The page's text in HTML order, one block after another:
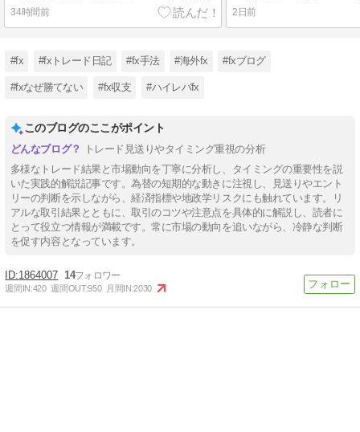
34時間前 2日前
#fx #fxトレード日記 #fx手法 #海外fx #fxブログ
#fxなぜ勝てない #fx収支 #ハイレバfx
このブログのここがポイント
トレード見送りやタイミング重視の分析
多様なトレード結果と市場動向を丁寧に分析し、タイミングの重要性を説
いた実践的解説記事です。為替の短期的な動きに注視し、見送りやエント
リーの判断を示しながら、経済指標や地政学リスクにも触れています。リ
アルな取引結果とともに、取引のコツや注意点を具体的に解説し、読者に
とって役立つ情報が満載です。常に市場の動向を追いながら、冷静な判断
を促す内容となっています。
1864007 14
週間IN:420 週間OUT:950 月間IN:2030